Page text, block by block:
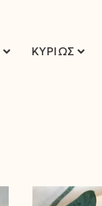
ΚΥΡΊΩΣ